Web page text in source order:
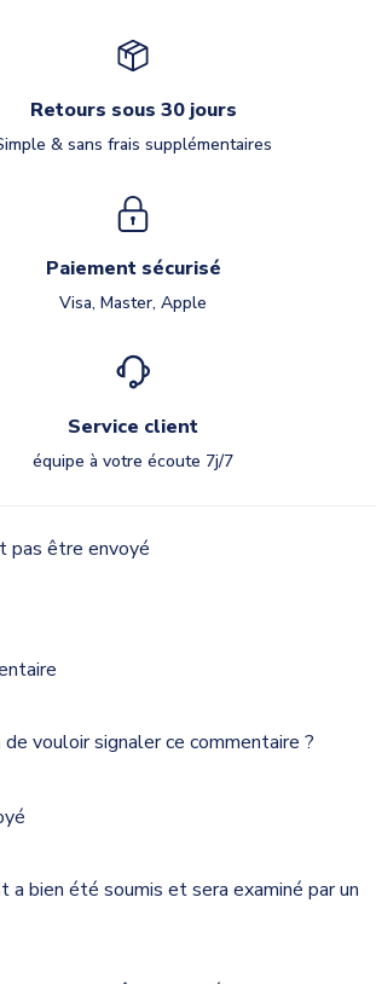
Retours sous 30 jours
& sans frais supplémentaires
Paiement sécurisé
Visa, Master, Apple
Service client
équipe à votre écoute 7j/7
pas être envoyé
vouloir signaler ce commentaire ?
a bien été soumis et sera examiné par un